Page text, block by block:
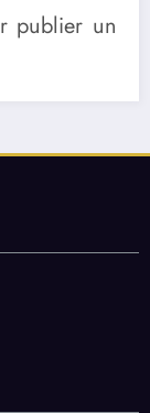
publier un